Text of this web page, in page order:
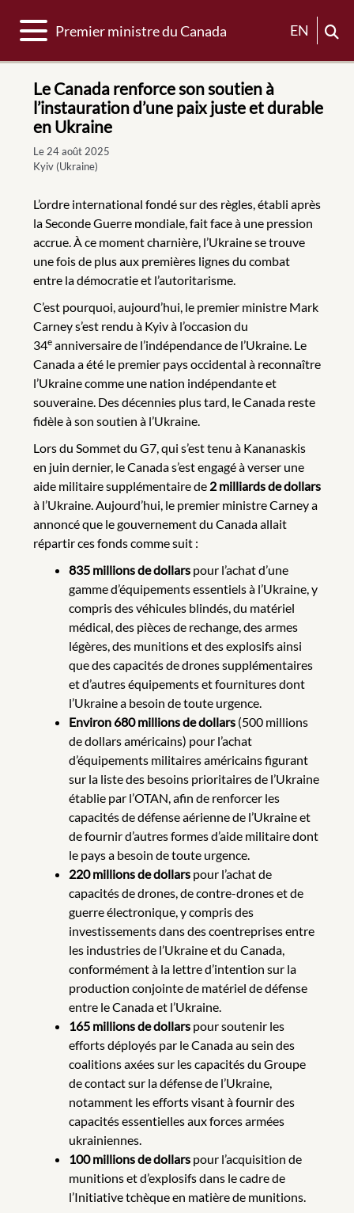
Basculer la navigation
Premier ministre du Canada EN
Le Canada renforce son soutien à
l’instauration d’une paix juste et durable
en Ukraine
Le 24 août 2025
Kyiv (Ukraine)
L’ordre international fondé sur des règles, établi après
la Seconde Guerre mondiale, fait face à une pression
accrue. À ce moment charnière, l’Ukraine se trouve
une fois de plus aux premières lignes du combat
entre la démocratie et l’autoritarisme.
C’est pourquoi, aujourd’hui, le premier ministre Mark
Carney s’est rendu à Kyiv à l’occasion du
34e anniversaire de l’indépendance de l’Ukraine. Le
Canada a été le premier pays occidental à reconnaître
l’Ukraine comme une nation indépendante et
souveraine. Des décennies plus tard, le Canada reste
fidèle à son soutien à l’Ukraine.
Lors du Sommet du G7, qui s’est tenu à Kananaskis
en juin dernier, le Canada s’est engagé à verser une
aide militaire supplémentaire de 2 milliards de dollars
à l’Ukraine. Aujourd’hui, le premier ministre Carney a
annoncé que le gouvernement du Canada allait
répartir ces fonds comme suit :
835 millions de dollarspour l’achat d’une
gamme d’équipements essentiels à l’Ukraine, y
compris des véhicules blindés, du matériel
médical, des pièces de rechange, des armes
légères, des munitions et des explosifs ainsi
que des capacités de drones supplémentaires
et d’autres équipements et fournitures dont
l’Ukraine a besoin de toute urgence.
Environ 680 millions de dollars(500 millions
de dollars américains) pour l’achat
d’équipements militaires américains figurant
sur la liste des besoins prioritaires de l’Ukraine
établie par l’OTAN, afin de renforcer les
capacités de défense aérienne de l’Ukraine et
de fournir d’autres formes d’aide militaire dont
le pays a besoin de toute urgence.
220 millions de dollarspour l’achat de
capacités de drones, de contre-drones et de
guerre électronique, y compris des
investissements dans des coentreprises entre
les industries de l’Ukraine et du Canada,
conformément à la lettre d’intention sur la
production conjointe de matériel de défense
entre le Canada et l’Ukraine.
165 millions de dollarspour soutenir les
efforts déployés par le Canada au sein des
coalitions axées sur les capacités du Groupe
de contact sur la défense de l’Ukraine,
notamment les efforts visant à fournir des
capacités essentielles aux forces armées
ukrainiennes.
100 millions de dollarspour l’acquisition de
munitions et d’explosifs dans le cadre de
l’Initiative tchèque en matière de munitions.